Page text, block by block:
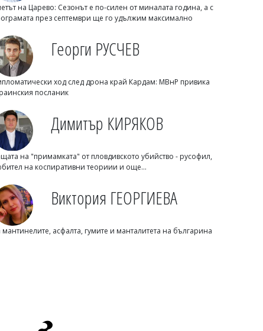
Джорджина
Михаил ДИМИТРОВ
Кричим се обедини за семейството на
има из целия град
на Царево: Сезонът е по-силен от миналата година, а с
през септември ще го удължим максимално
Георги РУСЧЕВ
ход след дрона край Кардам: МВнР привика
посланик
Димитър КИРЯКОВ
на "примамката" от пловдивското убийство - русофил,
на коспиративни теориии и още...
Виктория ГЕОРГИЕВА
мантинелите, асфалта, гумите и манталитета на българина